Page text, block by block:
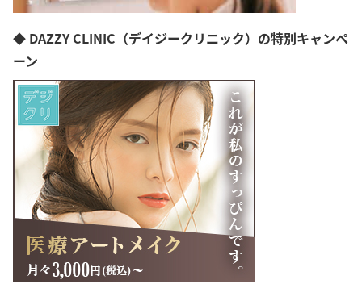
◆ DAZZY CLINIC（デイジークリニック）の特別キャンペ
ーン